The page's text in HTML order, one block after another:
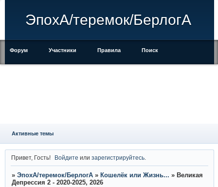
ЭпохА/теремок/БерлогА
Форум Участники Правила Поиск
Активные темы
Привет, Гость! Войдите илизарегистрируйтесь
» ЭпохА/теремок/БерлогА » Кошелёк или Жизнь... » Великая
Депрессия 2 - 2020-2025, 2026